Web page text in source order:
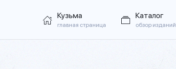
Кузьма
главная страница
Каталог
обзор изданий